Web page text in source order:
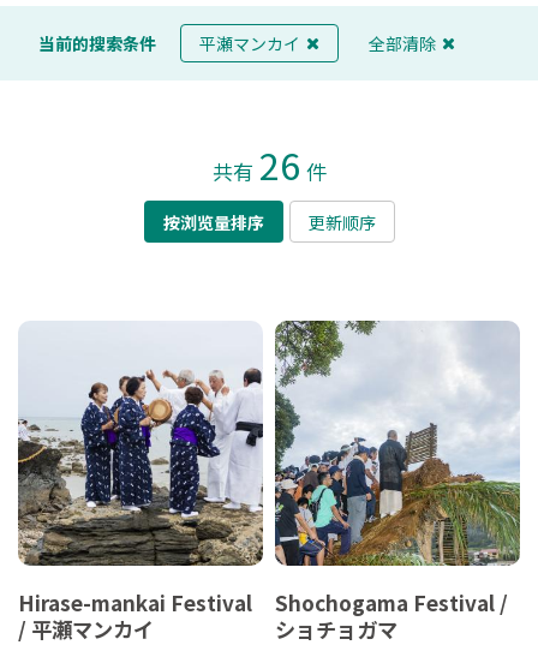
当前的搜索条件 平瀬マンカイ 全部清除
共有 26 件
按浏览量排序 更新顺序
Hirase-mankai Festival
/ 平瀬マンカイ
Shochogama Festival /
ショチョガマ